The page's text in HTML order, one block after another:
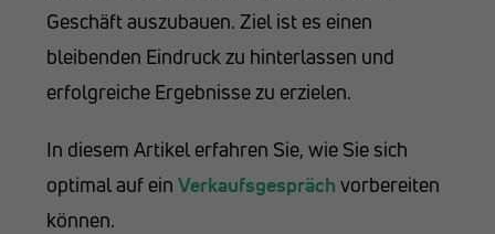
Geschäft auszubauen. Ziel ist es einen
bleibenden Eindruck zu hinterlassen und
erfolgreiche Ergebnisse zu erzielen.
In diesem Artikel erfahren Sie, wie Sie sich
optimal auf einVerkaufsgespräch vorbereiten
können.